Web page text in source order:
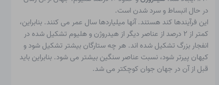
در حال انبساط و سرد شدن است.
این فرآیندها کند هستند. آنها میلیاردها سال عمر می کنند. بنابراین،
کمتر از ۲ درصد از عناصر دیگر از هیدروژن و هلیوم تشکیل شده در
انفجار بزرگ تشکیل شده اند. هر چه ستارگان بیشتر تشکیل شود و
کیهان پیرتر شود، نسبت عناصر سنگین بیشتر می شود. بنابراین باید
قبل از آن در جهان جوان کوچکتر می شد.